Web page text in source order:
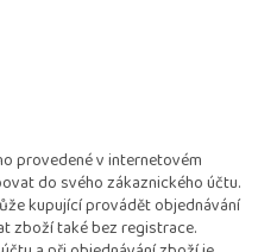
provedené v internetovém
do svého zákaznického účtu.
kupující provádět objednávání
zboží také bez registrace.